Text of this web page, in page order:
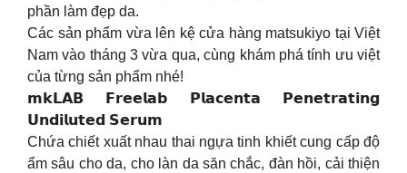
phần làm đẹp da.
Các sản phẩm vừa lên kệ cửa hàng matsukiyo tại Việt
Nam vào tháng 3 vừa qua, cùng khám phá tính ưu việt
của từng sản phẩm nhé!
𝗺𝗸𝗟𝗔𝗕 𝗙𝗿𝗲𝗲𝗹𝗮𝗯 𝗣𝗹𝗮𝗰𝗲𝗻𝘁𝗮 𝗣𝗲𝗻𝗲𝘁𝗿𝗮𝘁𝗶𝗻𝗴
𝗨𝗻𝗱𝗶𝗹𝘂𝘁𝗲𝗱 𝗦𝗲𝗿𝘂𝗺
Chứa chiết xuất nhau thai ngựa tinh khiết cung cấp độ
ẩm sâu cho da, cho làn da săn chắc, đàn hồi, cải thiện